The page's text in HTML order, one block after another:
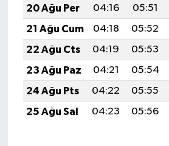
20 Ağu Per 04:16 05:51
21 Ağu Cum
04:18 05:52
22 Ağu Cts
04:19 05:53
23 Ağu Paz
04:21 05:54
24 Ağu Pts
04:22 05:55
25 Ağu Sal
04:23 05:56